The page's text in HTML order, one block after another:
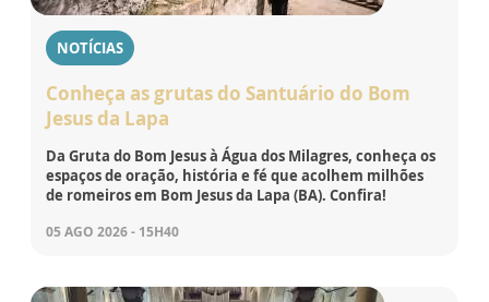
NOTÍCIAS
Conheça as grutas do Santuário do Bom
Jesus da Lapa
Da Gruta do Bom Jesus à Água dos Milagres, conheça os
espaços de oração, história e fé que acolhem milhões
de romeiros em Bom Jesus da Lapa (BA). Confira!
05 AGO 2026 - 15H40